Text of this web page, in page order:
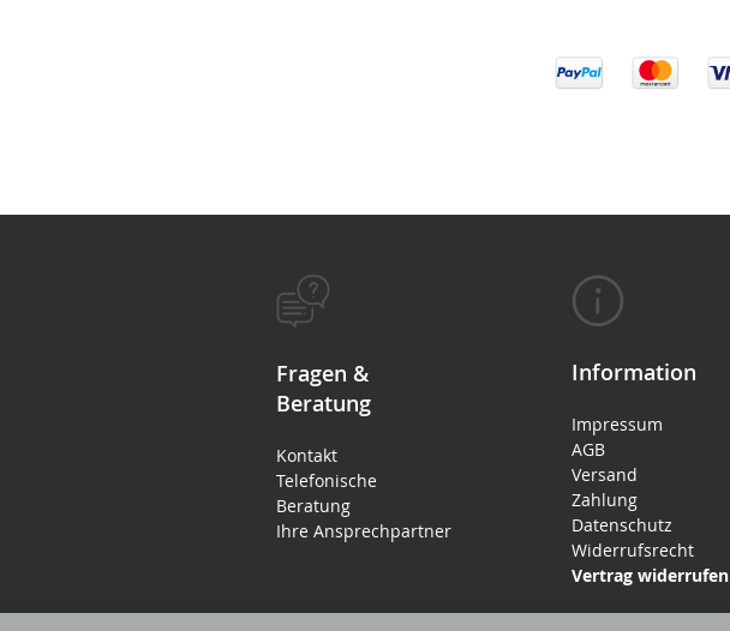
Fragen &
Beratung
Kontakt
Telefonische
Beratung
Ihre Ansprechpartner
Information
Impressum
AGB
Versand
Zahlung
Datenschutz
Widerrufsrecht
Vertrag widerrufen